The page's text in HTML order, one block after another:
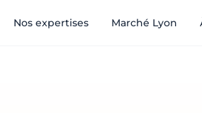
Nos expertises Marché Lyon